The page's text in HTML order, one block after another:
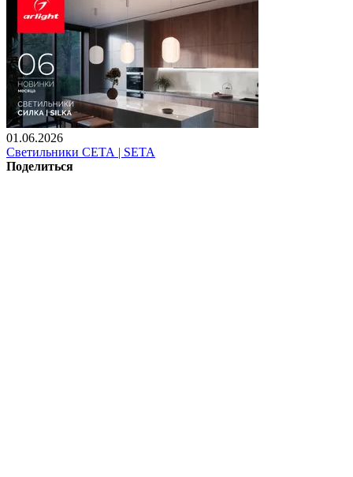
01.06.2026
Светильники СЕТА | SETA
Поделиться